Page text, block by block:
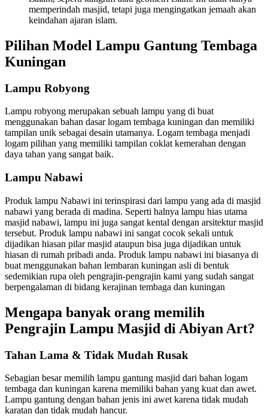
memperindah masjid, tetapi juga mengingatkan jemaah akan
keindahan ajaran islam.
Pilihan Model Lampu Gantung Tembaga
Kuningan
Lampu Robyong
Lampu robyong merupakan sebuah lampu yang di buat
menggunakan bahan dasar logam tembaga kuningan dan memiliki
tampilan unik sebagai desain utamanya. Logam tembaga menjadi
logam pilihan yang memiliki tampilan coklat kemerahan dengan
daya tahan yang sangat baik.
Lampu Nabawi
Produk lampu Nabawi ini terinspirasi dari lampu yang ada di masjid
nabawi yang berada di madina. Seperti halnya lampu hias utama
masjid nabawi, lampu ini juga sangat kental dengan arsitektur masjid
tersebut. Produk lampu nabawi ini sangat cocok sekali untuk
dijadikan hiasan pilar masjid ataupun bisa juga dijadikan untuk
hiasan di rumah pribadi anda. Produk lampu nabawi ini biasanya di
buat menggunakan bahan lembaran kuningan asli di bentuk
sedemikian rupa oleh pengrajin-pengrajin kami yang sudah sangat
berpengalaman di bidang kerajinan tembaga dan kuningan
Mengapa banyak orang memilih
Pengrajin Lampu Masjid di Abiyan Art?
Tahan Lama & Tidak Mudah Rusak
Sebagian besar memilih lampu gantung masjid dari bahan logam
tembaga dan kuningan karena memiliki bahan yang kuat dan awet.
Lampu gantung dengan bahan jenis ini awet karena tidak mudah
karatan dan tidak mudah hancur.